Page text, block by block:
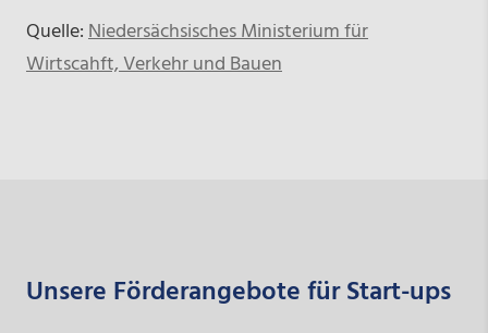
Quelle:Niedersächsisches Ministerium für
Wirtscahft, Verkehr und Bauen
Unsere Förderangebote für Start-ups